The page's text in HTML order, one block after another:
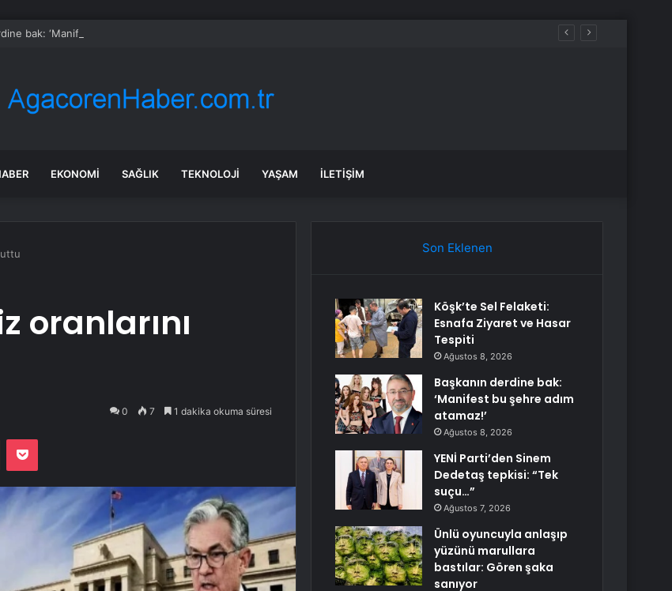
bak: ‘Manifest bu şehre adım atamaz!’
EKONOMI SAĞLIK TEKNOLOJI YAŞAM İLETIŞIM
oranlarını
0 7 1 dakika okuma süresi
Odnoklassniki
Pocket
Son Eklenen
Köşk’te Sel Felaketi:
Esnafa Ziyaret ve Hasar
Tespiti
Ağustos 8, 2026
Başkanın derdine bak:
‘Manifest bu şehre adım
atamaz!’
Ağustos 8, 2026
YENİ Parti’den Sinem
Dedetaş tepkisi: “Tek
suçu…”
Ağustos 7, 2026
Ünlü oyuncuyla anlaşıp
yüzünü marullara
bastılar: Gören şaka
sanıyor